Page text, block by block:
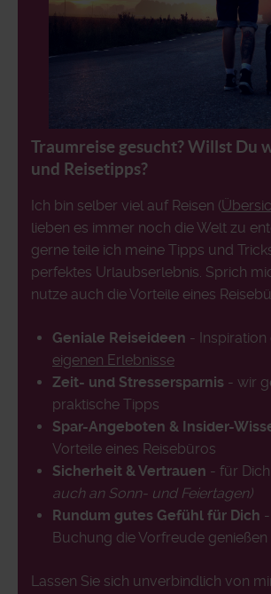
Traumreise gesucht? Willst Du
und Reisetipps?
Ich bin selber viel auf Reisen (
lieben es immer noch die Welt zu
gerne teile ich meine Tipps und
perfektes Urlaubserlebnis. Sprich
nutze auch die Vorteile eines
Geniale Reiseideen -
eigenen Erlebnisse
Zeit- und Stressersparnis - wir
praktische Tipps
Spar-Angeboten & Insider-
Vorteile eines Reisebüros
Sicherheit & Vertrauen - für
auch an Sonn- und Feiertagen)
Rundum gutes Gefühl für Dich
Buchung die Vorfreude genießen
Lassen Sie sich unverbindlich von